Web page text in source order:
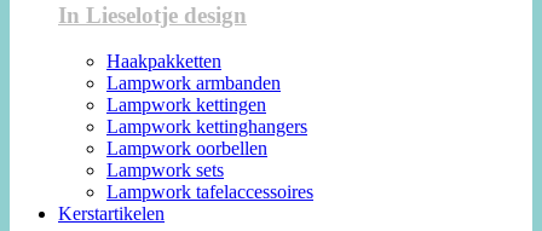
In Lieselotje design
Haakpakketten
Lampwork armbanden
Lampwork kettingen
Lampwork kettinghangers
Lampwork oorbellen
Lampwork sets
Lampwork tafelaccessoires
Kerstartikelen